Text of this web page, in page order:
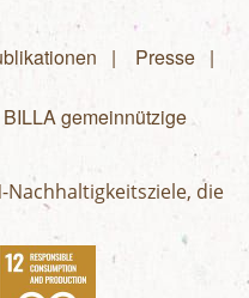
Presse
gemeinnützige
die